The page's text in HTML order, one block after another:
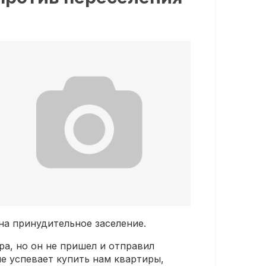
принудительное заселение.
но он не пришел и отправил
успевает купить нам квартиры,